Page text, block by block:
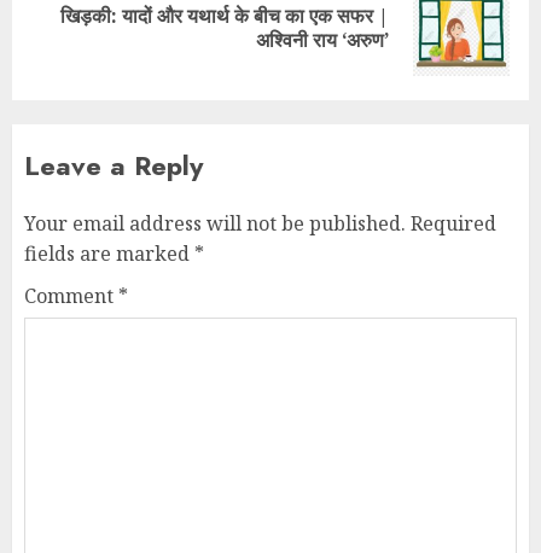
खिड़की: यादों और यथार्थ के बीच का एक सफर |
अश्विनी राय ‘अरुण’
Leave a Reply
Your email address will not be published. Required
fields are marked *
Comment *